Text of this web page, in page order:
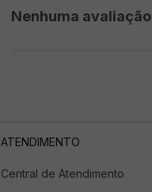
Nenhuma avaliação
ATENDIMENTO
Central de Atendimento